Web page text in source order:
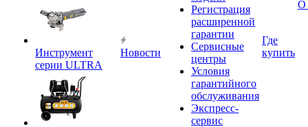
Инструмент
серии ULTRA
Новости
Регистрация
расширенной
гарантии
Сервисные
центры
Условия
гарантийного
обслуживания
Экспресс-
сервис
Где
купить
О